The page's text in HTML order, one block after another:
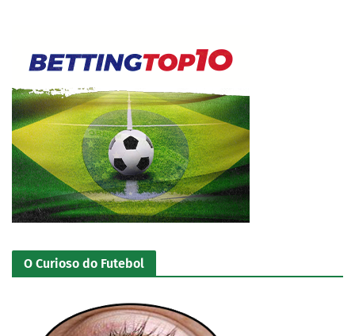
O Curioso do Futebol